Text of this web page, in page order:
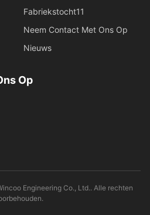
Fabriekstocht11
Neem Contact Met Ons Op
Nieuws
Op
Engineering Co., Ltd.. Alle rechten